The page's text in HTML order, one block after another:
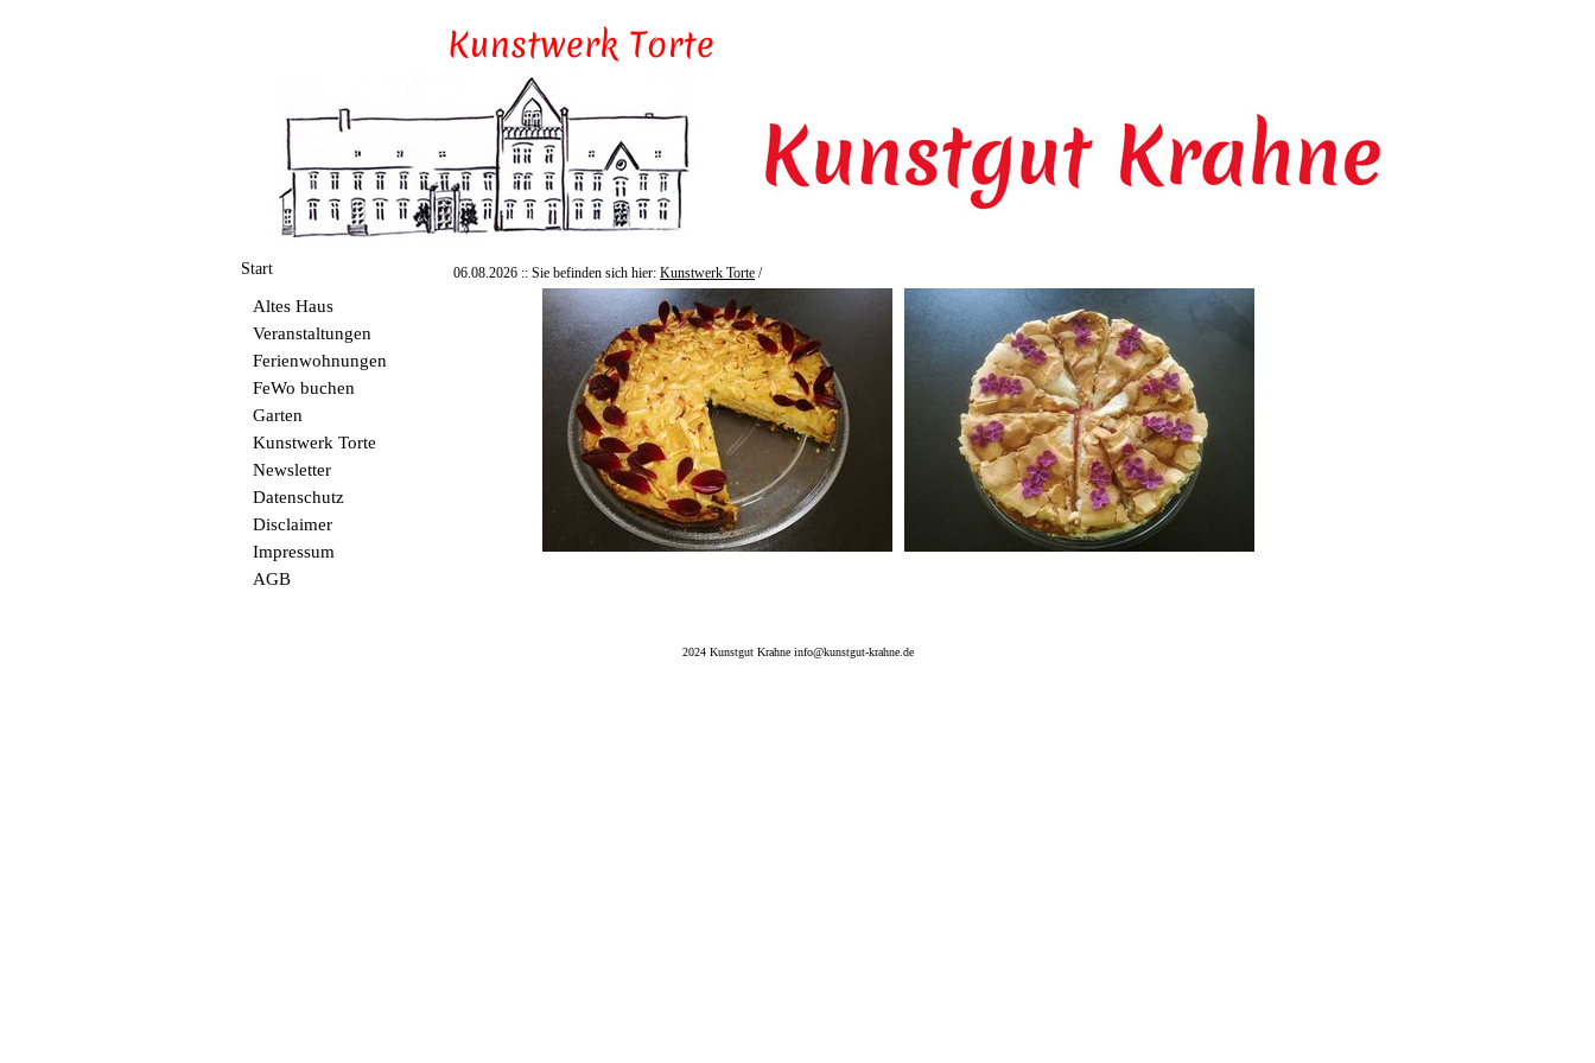
Start
Altes Haus
Veranstaltungen
Ferienwohnungen
FeWo buchen
Garten
Kunstwerk Torte
Newsletter
Datenschutz
Disclaimer
Impressum
AGB
06.08.2026 :: Sie befinden sich hier: Kunstwerk Torte /
2024 Kunstgut Krahne info@kunstgut-krahne.de